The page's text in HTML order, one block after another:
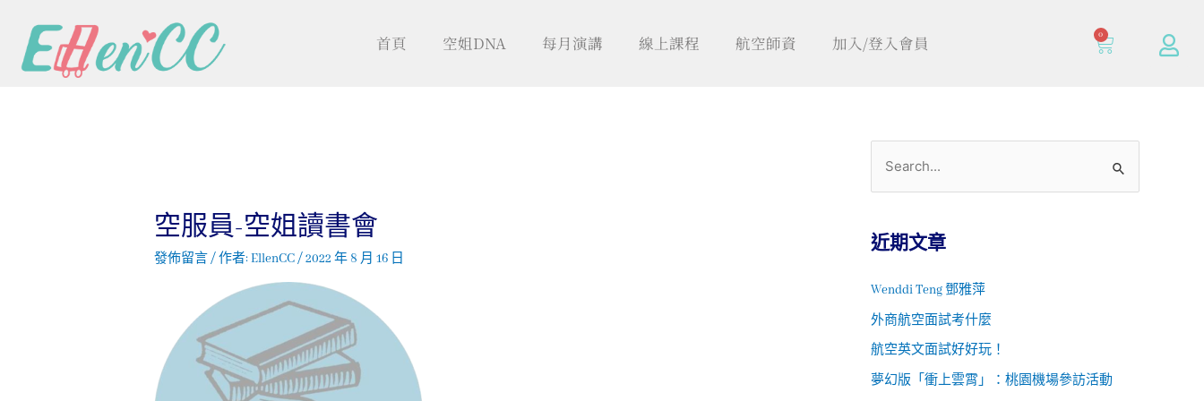
首頁 空姐DNA 每月演講 線上課程 航空師資 加入/登入會員 0
空服員-空姐讀書會
發佈留言/ 作者:EllenCC/2022 年 8 月 16 日
近期文章
Wenddi Teng 鄧雅萍
外商航空面試考什麼
航空英文面試好好玩！
夢幻版「衝上雲霄」：桃園機場參訪活動